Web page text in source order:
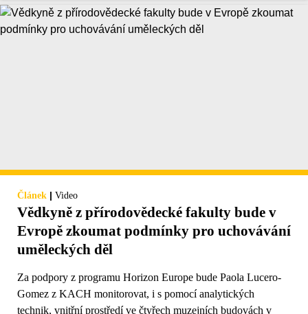
Článek | Video
Vědkyně z přírodovědecké fakulty bude v
Evropě zkoumat podmínky pro uchovávání
uměleckých děl
Za podpory z programu Horizon Europe bude Paola Lucero-
Gomez z KACH monitorovat, i s pomocí analytických
technik, vnitřní prostředí ve čtyřech muzejních budovách v